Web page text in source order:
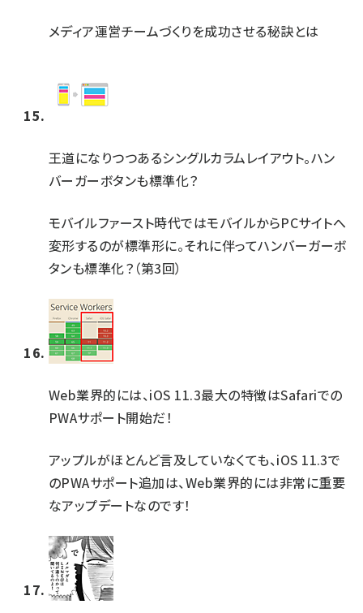
メディア運営チームづくりを成功させる秘訣とは
王道になりつつあるシングルカラムレイアウト。ハン
バーガーボタンも標準化？
モバイルファースト時代ではモバイルからPCサイトへ
変形するのが標準形に。それに伴ってハンバーガーボ
タンも標準化？（第3回）
Web業界的には、iOS 11.3最大の特徴はSafariでの
PWAサポート開始だ！
アップルがほとんど言及していなくても、iOS 11.3で
のPWAサポート追加は、Web業界的には非常に重要
なアップデートなのです！